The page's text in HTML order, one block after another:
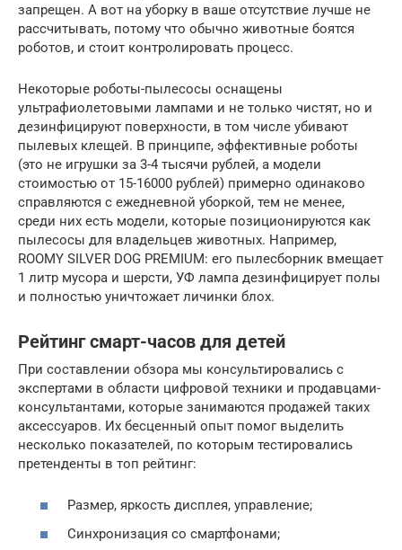
запрещен. А вот на уборку в ваше отсутствие лучше не
рассчитывать, потому что обычно животные боятся
роботов, и стоит контролировать процесс.
Некоторые роботы-пылесосы оснащены
ультрафиолетовыми лампами и не только чистят, но и
дезинфицируют поверхности, в том числе убивают
пылевых клещей. В принципе, эффективные роботы
(это не игрушки за 3-4 тысячи рублей, а модели
стоимостью от 15-16000 рублей) примерно одинаково
справляются с ежедневной уборкой, тем не менее,
среди них есть модели, которые позиционируются как
пылесосы для владельцев животных. Например,
ROOMY SILVER DOG PREMIUM: его пылесборник вмещает
1 литр мусора и шерсти, УФ лампа дезинфицирует полы
и полностью уничтожает личинки блох.
Рейтинг смарт-часов для детей
При составлении обзора мы консультировались с
экспертами в области цифровой техники и продавцами-
консультантами, которые занимаются продажей таких
аксессуаров. Их бесценный опыт помог выделить
несколько показателей, по которым тестировались
претенденты в топ рейтинг:
Размер, яркость дисплея, управление;
Синхронизация со смартфонами;